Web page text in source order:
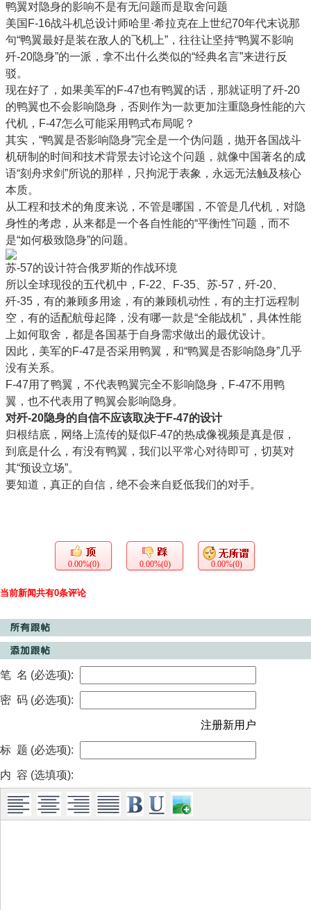
鸭翼对隐身的影响不是有无问题而是取舍问题
美国F-16战斗机总设计师哈里·希拉克在上世纪70年代末说那
句“鸭翼最好是装在敌人的飞机上”，往往让坚持“鸭翼不影响
歼-20隐身”的一派，拿不出什么类似的“经典名言”来进行反
驳。
现在好了，如果美军的F-47也有鸭翼的话，那就证明了歼-20
的鸭翼也不会影响隐身，否则作为一款更加注重隐身性能的六
代机，F-47怎么可能采用鸭式布局呢？
其实，“鸭翼是否影响隐身”完全是一个伪问题，抛开各国战斗
机研制的时间和技术背景去讨论这个问题，就像中国著名的成
语“刻舟求剑”所说的那样，只拘泥于表象，永远无法触及核心
本质。
从工程和技术的角度来说，不管是哪国，不管是几代机，对隐
身性的考虑，从来都是一个各自性能的“平衡性”问题，而不
是“如何极致隐身”的问题。
苏-57的设计符合俄罗斯的作战环境
所以全球现役的五代机中，F-22、F-35、苏-57，歼-20、
歼-35，有的兼顾多用途，有的兼顾机动性，有的主打远程制
空，有的适配航母起降，没有哪一款是“全能战机”，具体性能
上如何取舍，都是各国基于自身需求做出的最优设计。
因此，美军的F-47是否采用鸭翼，和“鸭翼是否影响隐身”几乎
没有关系。
F-47用了鸭翼，不代表鸭翼完全不影响隐身，F-47不用鸭
翼，也不代表用了鸭翼会影响隐身。
对歼-20隐身的自信不应该取决于F-47的设计
归根结底，网络上流传的疑似F-47的热成像视频是真是假，
到底是什么，有没有鸭翼，我们以平常心对待即可，切莫对
其“预设立场”。
要知道，真正的自信，绝不会来自贬低我们的对手。
0.00%(0) 0.00%(0) 0.00%(0)
当前新闻共有0条评论
笔 名 (必选项):
密 码 (必选项):
注册新用户
标 题 (必选项):
内 容 (选填项):